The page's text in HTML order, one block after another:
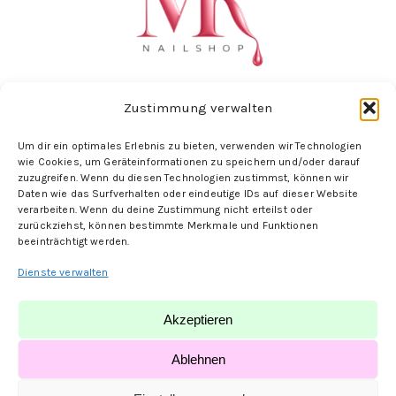
Zustimmung verwalten
Um dir ein optimales Erlebnis zu bieten, verwenden wir Technologien
wie Cookies, um Geräteinformationen zu speichern und/oder darauf
zuzugreifen. Wenn du diesen Technologien zustimmst, können wir
Daten wie das Surfverhalten oder eindeutige IDs auf dieser Website
verarbeiten. Wenn du deine Zustimmung nicht erteilst oder
zurückziehst, können bestimmte Merkmale und Funktionen
beeinträchtigt werden.
Dienste verwalten
Akzeptieren
Ablehnen
Folge uns hier: